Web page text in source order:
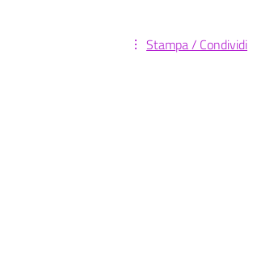
Stampa / Condividi